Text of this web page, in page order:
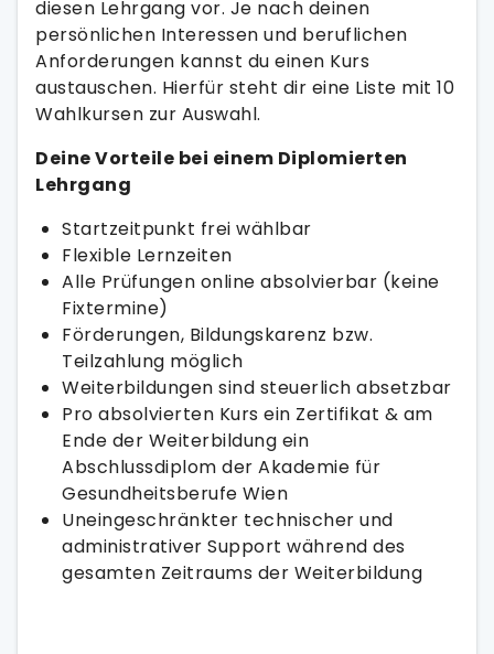
diesen Lehrgang vor. Je nach deinen
persönlichen Interessen und beruflichen
Anforderungen kannst du einen Kurs
austauschen. Hierfür steht dir eine Liste mit 10
Wahlkursen zur Auswahl.
Deine Vorteile bei einem Diplomierten
Lehrgang
Startzeitpunkt frei wählbar
Flexible Lernzeiten
Alle Prüfungen online absolvierbar (keine
Fixtermine)
Förderungen, Bildungskarenz bzw.
Teilzahlung möglich
Weiterbildungen sind steuerlich absetzbar
Pro absolvierten Kurs ein Zertifikat & am
Ende der Weiterbildung ein
Abschlussdiplom der Akademie für
Gesundheitsberufe Wien
Uneingeschränkter technischer und
administrativer Support während des
gesamten Zeitraums der Weiterbildung